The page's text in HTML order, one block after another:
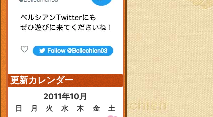
更新カレンダー
2011年10月
日 月 火 水 木 金
土